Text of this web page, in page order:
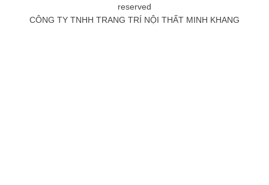
reserved
CÔNG TY TNHH TRANG TRÍ NỘI THẤT MINH KHANG